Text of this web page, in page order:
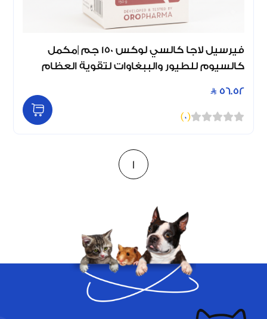
فيرسيل لاجا كالسي لوكس 150 جم |مكمل
كالسيوم للطيور والببغاوات لتقوية العظام
56.52
(
0
)
1